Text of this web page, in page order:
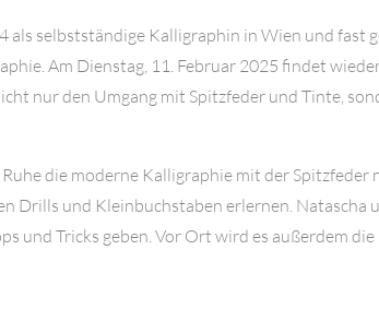
selbstständige Kalligraphin in Wien und fast
Am Dienstag, 11. Februar 2025 findet
nur den Umgang mit Spitzfeder und Tinte,
die moderne Kalligraphie mit der Spitzfeder
Drills und Kleinbuchstaben erlernen. Natascha
und Tricks geben. Vor Ort wird es außerdem die